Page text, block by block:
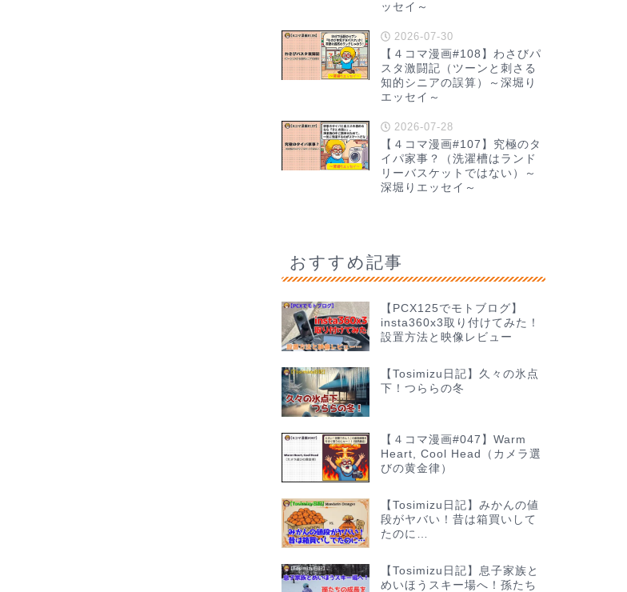
ッセイ～
2026-07-30
【４コマ漫画#108】わさびパ
スタ激闘記（ツーンと刺さる
知的シニアの誤算）～深堀り
エッセイ～
2026-07-28
【４コマ漫画#107】究極のタ
イパ家事？（洗濯槽はランド
リーバスケットではない）～
深堀りエッセイ～
おすすめ記事
【PCX125でモトブログ】
insta360x3取り付けてみた！
設置方法と映像レビュー
【Tosimizu日記】久々の氷点
下！つららの冬
【４コマ漫画#047】Warm
Heart, Cool Head（カメラ選
びの黄金律）
【Tosimizu日記】みかんの値
段がヤバい！昔は箱買いして
たのに…
【Tosimizu日記】息子家族と
めいほうスキー場へ！孫たち